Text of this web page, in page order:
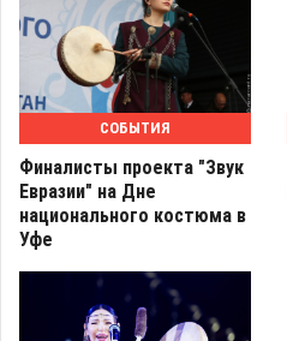
СОБЫТИЯ
Финалисты проекта "Звук
Евразии" на Дне
национального костюма в
Уфе